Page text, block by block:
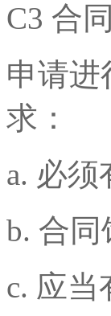
C3 合
申请进
求：
a. 必
b. 合
c. 应